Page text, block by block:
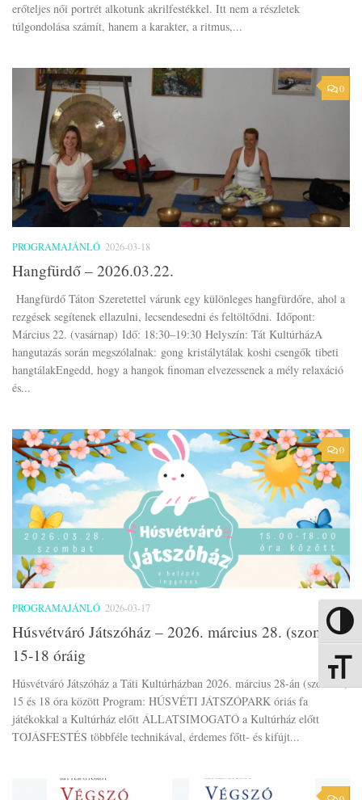
Nagy
erőteljes női portrét alkotunk akrilfestékkel. Itt nem a részletek
túlgondolása számít, hanem a karakter, a ritmus,...
0
PROGRAMAJÁNLÓ 2026-03-18
Hangfürdő – 2026.03.22.
Hangfürdő Táton Szeretettel várunk egy különleges hangfürdőre, ahol a
rezgések segítenek ellazulni, lecsendesedni és feltöltődni. Időpont:
Március 22. (vasárnap) Idő: 18:30–19:30 Helyszín: Tát KultúrházA
hangutazás során megszólalnak: gong kristálytálak koshi csengők tibeti
hangtálakEngedd, hogy a hangok finoman elvezessenek a mély relaxáció
és...
0
PROGRAMAJÁNLÓ 2026-03-17
Húsvétváró Játszóház – 2026. március 28. (szombat)
15-18 óráig
Húsvétváró Játszóház a Táti Kultúrházban 2026. március 28-án (szombat)
15 és 18 óra között Program: HÚSVÉTI JÁTSZÓPARK óriás fa
játékokkal a Kultúrház előtt ÁLLATSIMOGATÓ a Kultúrház előtt
TOJÁSFESTÉS többféle technikával, érdemes főtt- és kifújt...